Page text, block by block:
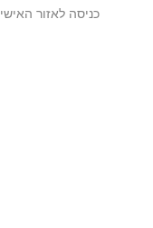
כניסה לאזור האישי